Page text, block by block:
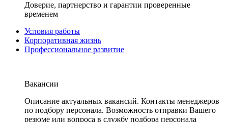
Доверие, партнерство и гарантии проверенные
временем
Условия работы
Корпоративная жизнь
Профессиональное развитие
Вакансии
Описание актуальных вакансий. Контакты менеджеров
по подбору персонала. Возможность отправки Вашего
резюме или вопроса в службу подбора персонала